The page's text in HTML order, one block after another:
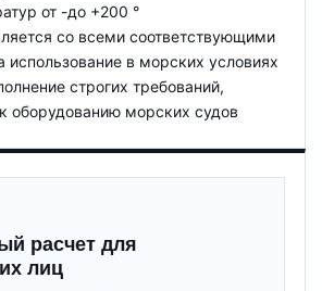
от -до +200 °
со всеми соответствующими
использование в морских условиях
строгих требований,
оборудованию морских судов
расчет для
лиц